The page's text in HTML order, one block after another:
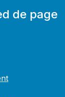
de page